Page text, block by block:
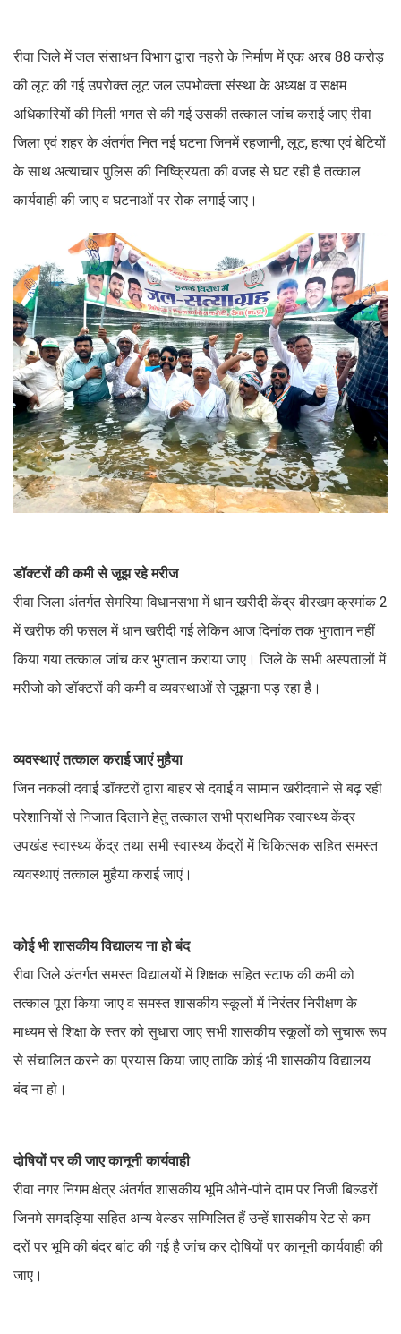
रीवा जिले में जल संसाधन विभाग द्वारा नहरो के निर्माण में एक अरब 88 करोड़
की लूट की गई उपरोक्त लूट जल उपभोक्ता संस्था के अध्यक्ष व सक्षम
अधिकारियों की मिली भगत से की गई उसकी तत्काल जांच कराई जाए रीवा
जिला एवं शहर के अंतर्गत नित नई घटना जिनमें रहजानी, लूट, हत्या एवं बेटियों
के साथ अत्याचार पुलिस की निष्क्रियता की वजह से घट रही है तत्काल
कार्यवाही की जाए व घटनाओं पर रोक लगाई जाए।
डॉक्टरों की कमी से जूझ रहे मरीज
रीवा जिला अंतर्गत सेमरिया विधानसभा में धान खरीदी केंद्र बीरखम क्रमांक 2
में खरीफ की फसल में धान खरीदी गई लेकिन आज दिनांक तक भुगतान नहीं
किया गया तत्काल जांच कर भुगतान कराया जाए। जिले के सभी अस्पतालों में
मरीजो को डॉक्टरों की कमी व व्यवस्थाओं से जूझना पड़ रहा है।
व्यवस्थाएं तत्काल कराई जाएं मुहैया
जिन नकली दवाई डॉक्टरों द्वारा बाहर से दवाई व सामान खरीदवाने से बढ़ रही
परेशानियों से निजात दिलाने हेतु तत्काल सभी प्राथमिक स्वास्थ्य केंद्र
उपखंड स्वास्थ्य केंद्र तथा सभी स्वास्थ्य केंद्रों में चिकित्सक सहित समस्त
व्यवस्थाएं तत्काल मुहैया कराई जाएं।
कोई भी शासकीय विद्यालय ना हो बंद
रीवा जिले अंतर्गत समस्त विद्यालयों में शिक्षक सहित स्टाफ की कमी को
तत्काल पूरा किया जाए व समस्त शासकीय स्कूलों में निरंतर निरीक्षण के
माध्यम से शिक्षा के स्तर को सुधारा जाए सभी शासकीय स्कूलों को सुचारू रूप
से संचालित करने का प्रयास किया जाए ताकि कोई भी शासकीय विद्यालय
बंद ना हो।
दोषियों पर की जाए कानूनी कार्यवाही
रीवा नगर निगम क्षेत्र अंतर्गत शासकीय भूमि औने-पौने दाम पर निजी बिल्डरों
जिनमे समदड़िया सहित अन्य वेल्डर सम्मिलित हैं उन्हें शासकीय रेट से कम
दरों पर भूमि की बंदर बांट की गई है जांच कर दोषियों पर कानूनी कार्यवाही की
जाए।